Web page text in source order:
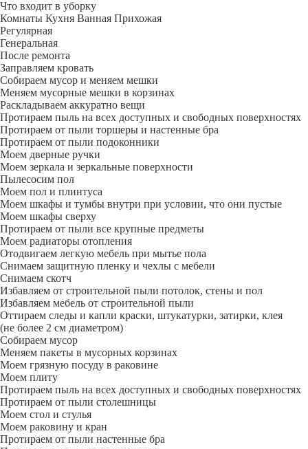
Что входит в уборку
Регу­лярная
Гене­ральная
После ремонта
Заправляем кровать
Собираем мусор и меняем мешки
Меняем мусорные мешки в корзинах
Раскладываем аккуратно вещи
Протираем пыль на всех доступных и свободных поверхностях
Протираем от пыли торшеры и настенные бра
Протираем от пыли подоконники
Моем дверные ручки
Моем зеркала и зеркальные поверхности
Пылесосим пол
Моем пол и плинтуса
Моем шкафы и тумбы внутри при условии, что они пустые
Моем шкафы сверху
Протираем от пыли все крупные предметы
Моем радиаторы отопления
Отодвигаем легкую мебель при мытье пола
Снимаем защитную пленку и чехлы с мебели
Снимаем скотч
Избавляем от строительной пыли потолок, стены и пол
Избавляем мебель от строительной пыли
Оттираем следы и капли краски, штукатурки, затирки, клея
(не более 2 см диаметром)
Собираем мусор
Меняем пакеты в мусорных корзинах
Моем грязную посуду в раковине
Моем плиту
Протираем пыль на всех доступных и свободных поверхностях
Протираем от пыли столешницы
Моем стол и стулья
Моем раковину и кран
Протираем от пыли настенные бра